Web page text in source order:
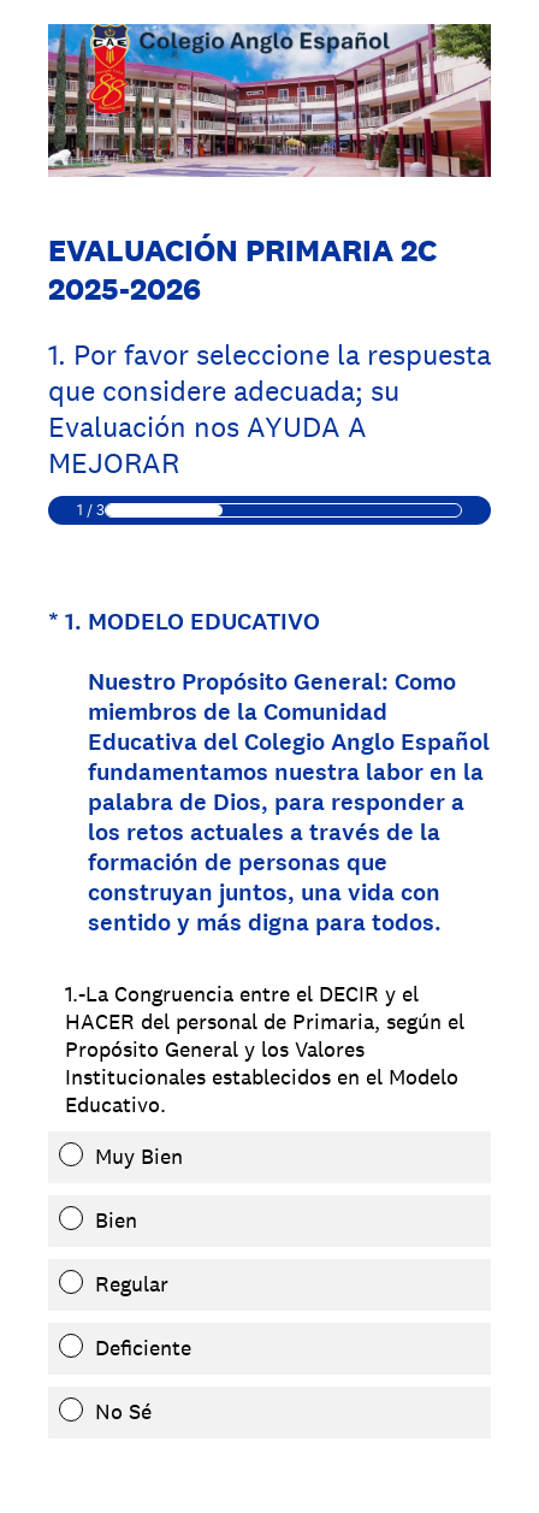
EVALUACIÓN PRIMARIA 2C
2025-2026
1. Por favor seleccione la respuesta
que considere adecuada; su
Evaluación nos AYUDA A
MEJORAR
1 /3
* 1. MODELO EDUCATIVO
Nuestro Propósito General: Como
miembros de la Comunidad
Educativa del Colegio Anglo Español
fundamentamos nuestra labor en la
palabra de Dios, para responder a
los retos actuales a través de la
formación de personas que
construyan juntos, una vida con
sentido y más digna para todos.
(Obligatorio).
1.-La Congruencia entre el DECIR y el
HACER del personal de Primaria, según el
Propósito General y los Valores
Institucionales establecidos en el Modelo
Educativo.
Muy Bien
Bien
Regular
Deficiente
No Sé